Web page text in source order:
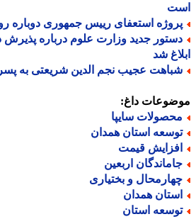
استعفای رییس جمهوری دوباره روی
جدید وزارت علوم درباره پذیرش
شد
عجیب نجم الدین شریعتی به پسرش
داغ:
سایپا
استان همدان
قیمت
اربعین
و بختیاری
همدان
استان